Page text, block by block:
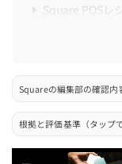
Square POSレ
クレジット
QRコード決済
現金決済
Square POS
Squareの編集部の確認内
根拠と評価基準（タップ